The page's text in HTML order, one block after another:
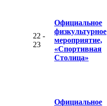
22 -
23
Официальное
физкультурное
мероприятие,
«Спортивная
Столица»
Официальное